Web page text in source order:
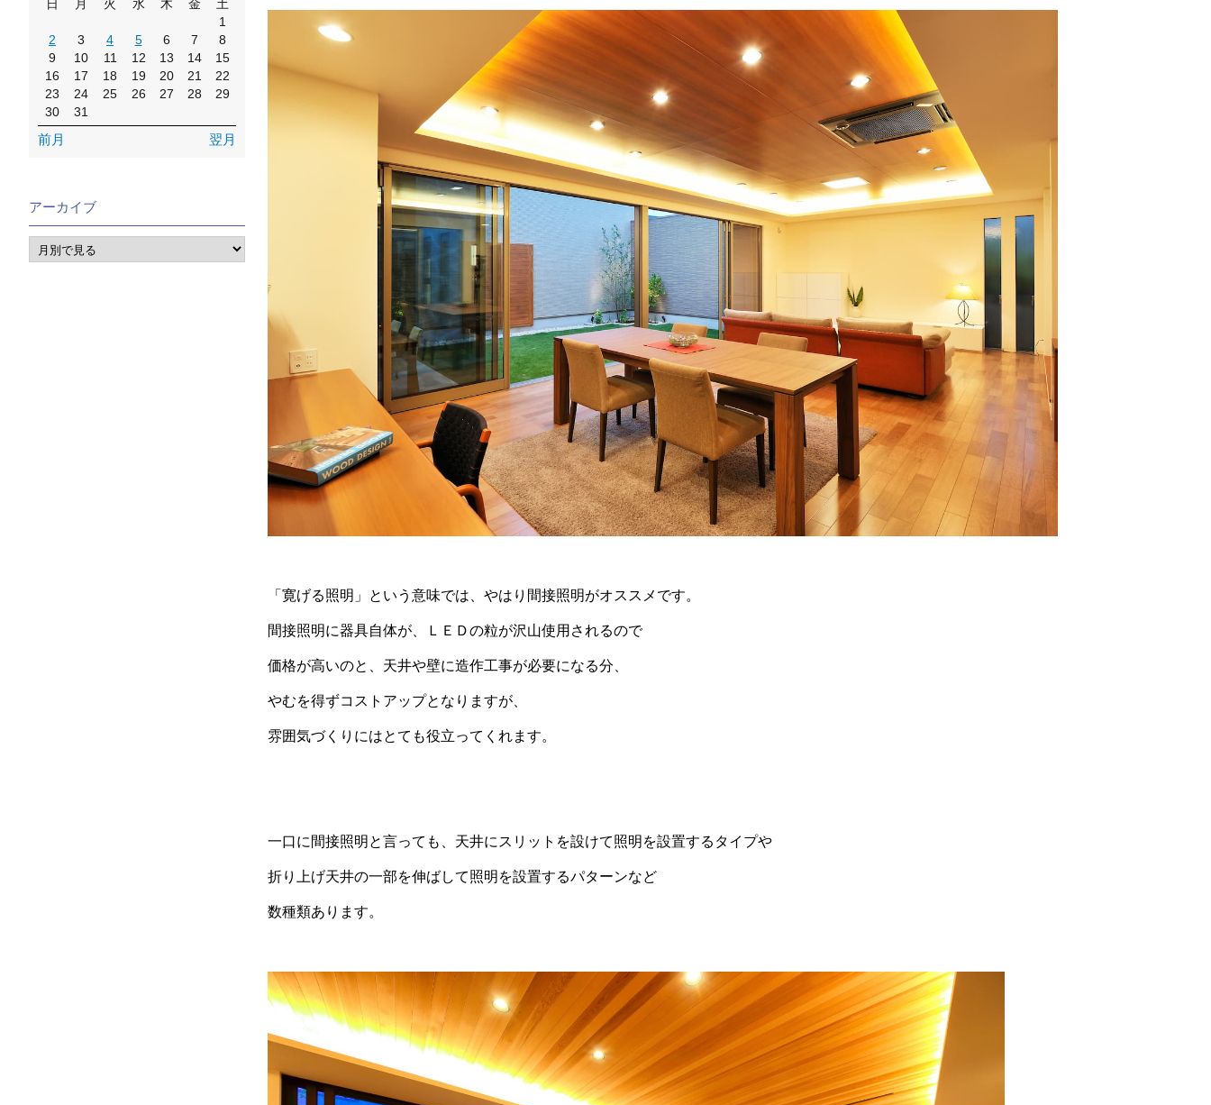
「寛げる照明」という意味では、やはり間接照明がオススメです。
間接照明に器具自体が、ＬＥＤの粒が沢山使用されるので
価格が高いのと、天井や壁に造作工事が必要になる分、
やむを得ずコストアップとなりますが、
雰囲気づくりにはとても役立ってくれます。
一口に間接照明と言っても、天井にスリットを設けて照明を設置するタイプや
折り上げ天井の一部を伸ばして照明を設置するパターンなど
数種類あります。
日 月 火 水 木 金
土
1
2
3 4 5 6 7
8
9
10 11 12 13 14
15
16
17 18 19 20 21
22
23
24 25 26 27 28
29
30
31
前月 翌月
アーカイブ